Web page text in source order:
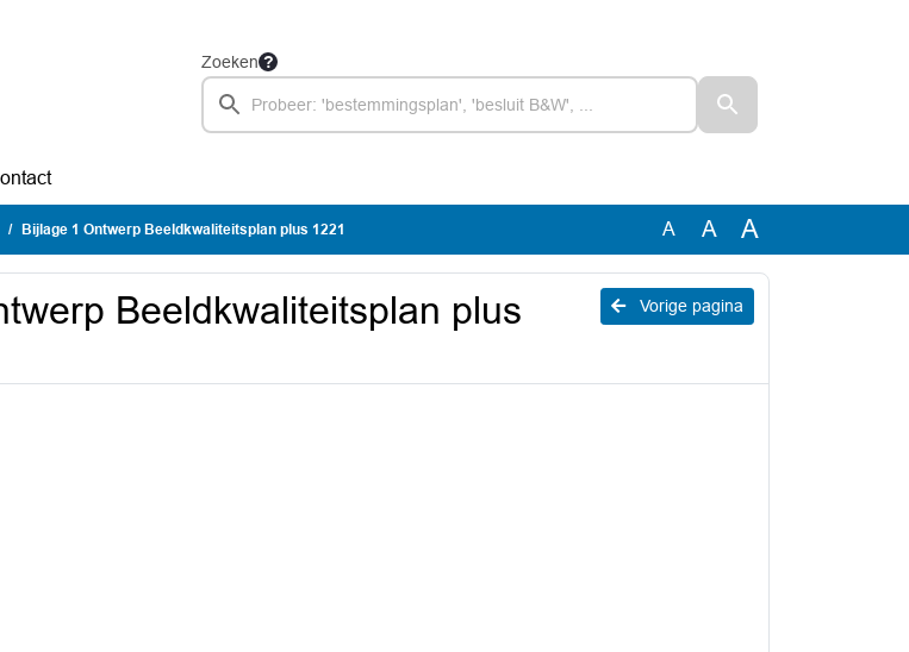
Zoeken
Bijlage 1 Ontwerp Beeldkwaliteitsplan plus 1221 A A A
Vorige pagina
Beeldkwaliteitsplan plus